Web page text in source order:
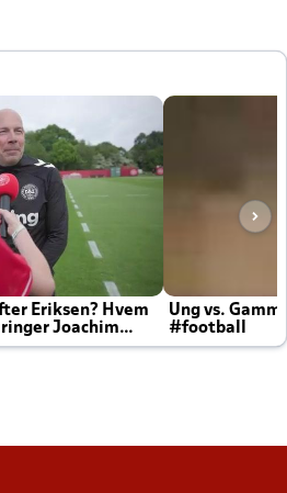
Eriksen? Hvem
Joachim
Ung vs.
#football